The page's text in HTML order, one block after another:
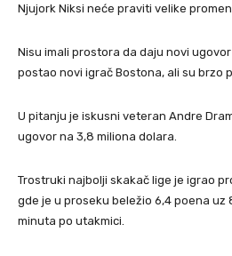
Njujork Niksi neće praviti velike
Nisu imali prostora da daju novi ugovor
postao novi igrač Bostona, ali su brzo
U pitanju je iskusni veteran Andre
ugovor na 3,8 miliona dolara.
Trostruki najbolji skakač lige je igrao
gde je u proseku beležio 6,4 poena uz
minuta po utakmici.